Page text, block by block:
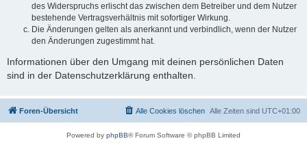
des Widerspruchs erlischt das zwischen dem Betreiber und dem Nutzer
bestehende Vertragsverhältnis mit sofortiger Wirkung.
Die Änderungen gelten als anerkannt und verbindlich, wenn der Nutzer
den Änderungen zugestimmt hat.
Informationen über den Umgang mit deinen persönlichen Daten
sind in der Datenschutzerklärung enthalten.
Foren-Übersicht Alle Zeiten sind UTC+01:00
Alle Cookies löschen
Powered by phpBB® Forum Software © phpBB Limited